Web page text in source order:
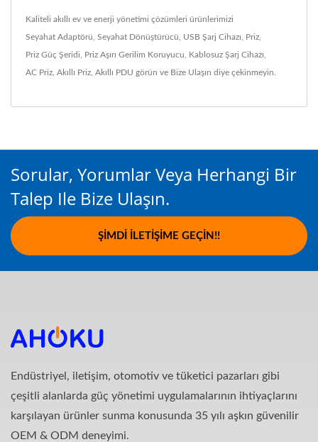
Kaliteli akıllı ev ve enerji yönetimi çözümleri ürünlerimizi
Seyahat Adaptörü Seyahat Dönüştürücü USB Şarj Cihazı Priz
Priz Güç Şeridi Priz Aşırı Gerilim Koruyucu Kablosuz Şarj Cihazı
AC Priz Akıllı Priz Akıllı PDU görün ve Bize Ulaşın diye çekinmeyin.
Sorular, Yorumlar Veya Herhangi Bir
Talep Ile Bize Ulaşın.
ŞIMDI İLETIŞIME GEÇIN!!
Endüstriyel, iletişim, otomotiv ve tüketici pazarları gibi
çeşitli alanlarda güç yönetimi uygulamalarının ihtiyaçlarını
karşılayan ürünler sunma konusunda 35 yılı aşkın güvenilir
OEM & ODM deneyimi.